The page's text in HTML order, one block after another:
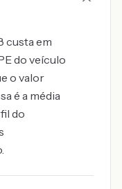
custa em
do veículo
o valor
é a média
do